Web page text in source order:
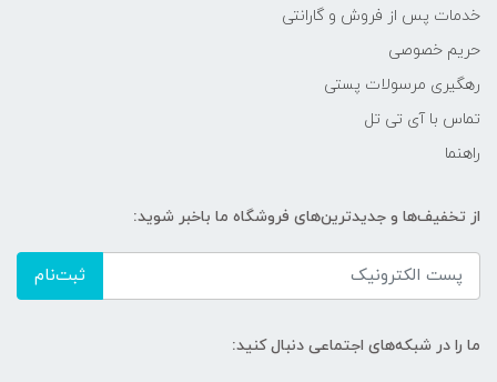
خدمات پس از فروش و گارانتی
حریم خصوصی
رهگیری مرسولات پستی
تماس با آی تی تل
راهنما
از تخفیف‌ها و جدیدترین‌های فروشگاه ما باخبر شوید:
ثبت‌نام
ما را در شبکه‌های اجتماعی دنبال کنید: